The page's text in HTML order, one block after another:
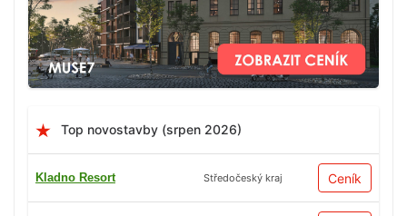
Top novostavby (srpen 2026)
Kladno Resort Středočeský kraj Ceník